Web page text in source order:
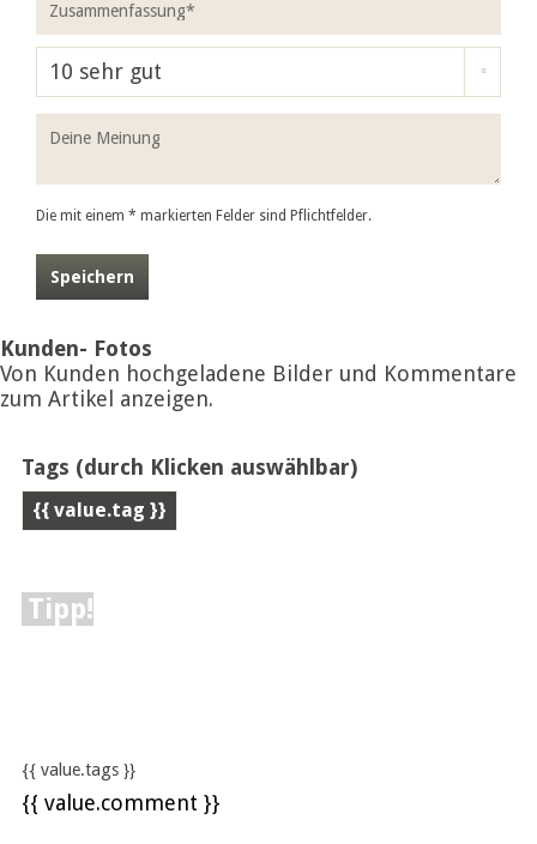
Die mit einem * markierten Felder sind Pflichtfelder.
Speichern
Kunden- Fotos
Von Kunden hochgeladene Bilder und Kommentare
zum Artikel anzeigen.
Tags (durch Klicken auswählbar)
{{ value.tag }}
Tipp!
{{ value.tags }}
{{ value.comment }}